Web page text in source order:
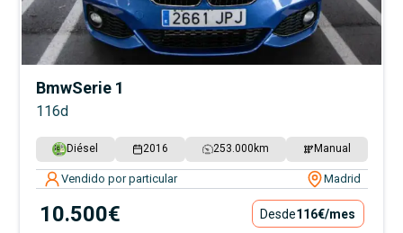
BmwSerie 1
116d
Diésel 2016 253.000 km Manual
Vendido por particular Madrid
10.500€ Desde116€/mes